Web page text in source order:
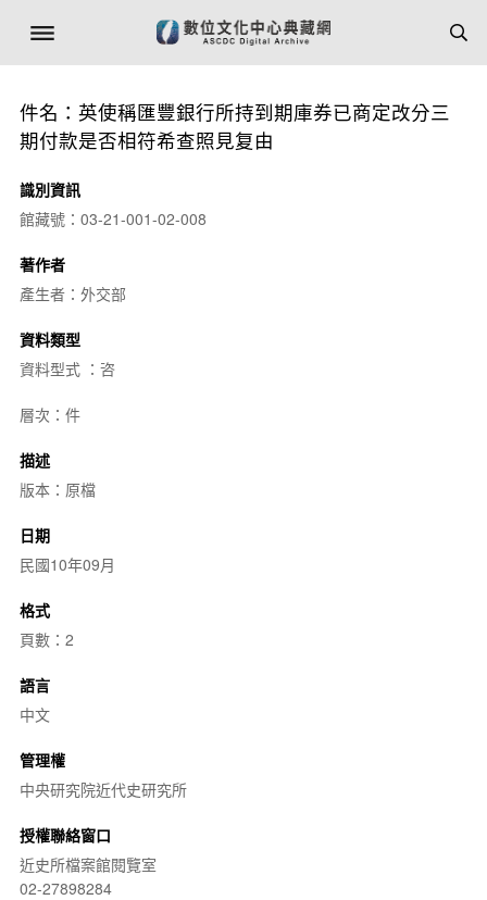
件名：英使稱匯豐銀行所持到期庫券已商定改分三
期付款是否相符希查照見复由
識別資訊
館藏號：03-21-001-02-008
著作者
產生者：外交部
資料類型
資料型式 ：咨
層次：件
描述
版本：原檔
日期
民國10年09月
格式
頁數：2
語言
中文
管理權
中央研究院近代史研究所
授權聯絡窗口
近史所檔案館閱覽室
02-27898284